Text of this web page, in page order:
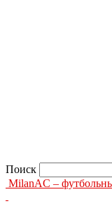
Поиск
MilanAC –